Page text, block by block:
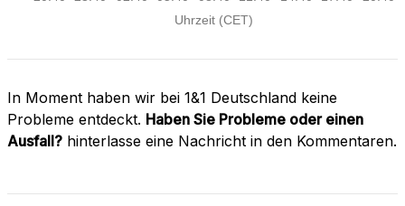
In Moment haben wir bei 1&1 Deutschland keine
Probleme entdeckt. Haben Sie Probleme oder einen
Ausfall? hinterlasse eine Nachricht in den Kommentaren.